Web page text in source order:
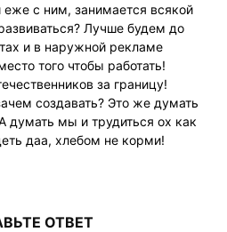
с ним, занимается всякой
Лучше будем до
и в наружной рекламе
того чтобы работать!
за границу!
создавать? Это же думать
думать мы и трудиться ох как
даа, хлебом не корми!
ОТВЕТ